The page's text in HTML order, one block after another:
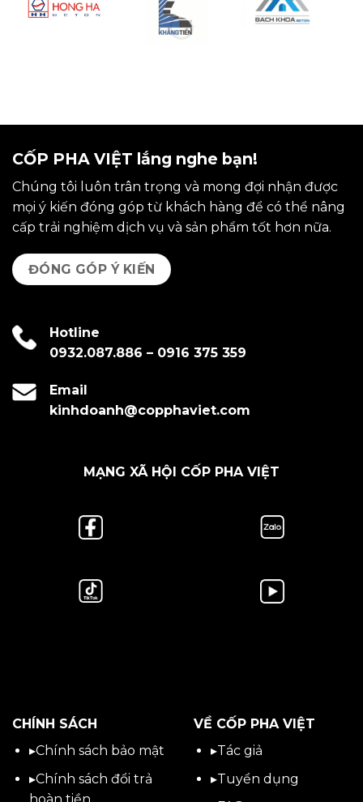
CỐP PHA VIỆT lắng nghe bạn!
Chúng tôi luôn trân trọng và mong đợi nhận được
mọi ý kiến đóng góp từ khách hàng để có thể nâng
cấp trải nghiệm dịch vụ và sản phẩm tốt hơn nữa.
ĐÓNG GÓP Ý KIẾN
Hotline
0932.087.886 – 0916 375 359
Email
kinhdoanh@copphaviet.com
MẠNG XÃ HỘI CỐP PHA VIỆT
CHÍNH SÁCH
▸Chính sách bảo mật
▸Chính sách đổi trả
hoàn tiền
VỀ CỐP PHA VIỆT
▸Tác giả
▸Tuyển dụng